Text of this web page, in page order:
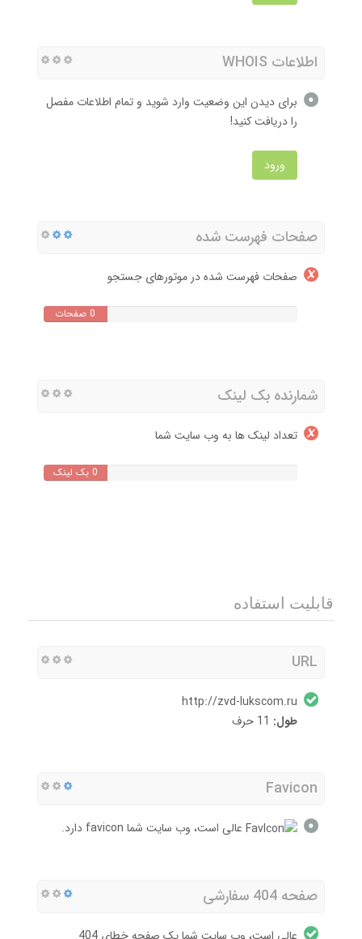
اطلاعات WHOIS
برای دیدن این وضعیت وارد شوید و تمام اطلاعات مفصل
را دریافت کنید!
ورود
صفحات فهرست شده
صفحات فهرست شده در موتورهای جستجو
0 صفحات
شمارنده بک لینک
تعداد لینک ها به وب سایت شما
0 بک لینک
قابلیت استفاده
URL
http://zvd-lukscom.ru
طول:
Favicon
عالی است، وب سایت شما favicon دارد.
صفحه 404 سفارشی